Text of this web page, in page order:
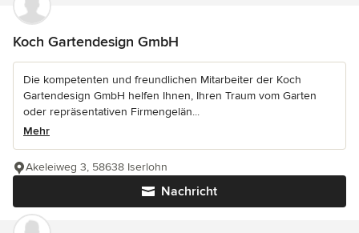
Koch Gartendesign GmbH
Die kompetenten und freundlichen Mitarbeiter der Koch
Gartendesign GmbH helfen Ihnen, Ihren Traum vom Garten
oder repräsentativen Firmengelän...
Mehr
Nachricht
Akeleiweg 3, 58638 Iserlohn